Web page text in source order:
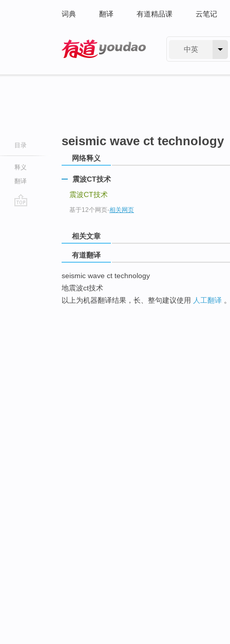
词典 翻译 有道精品课 云笔记
中英
目录
释义
翻译
seismic wave ct technology
网络释义
震波CT技术
震波CT技术
基于12个网页-相关网页
相关文章
有道翻译
seismic wave ct technology
地震波ct技术
以上为机器翻译结果，长、整句建议使用 人工翻译